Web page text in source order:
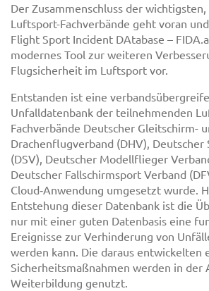
Der Zusammenschluss der
Luftsport-Fachverbände geht voran
Flight Sport Incident DAtabase –
modernes Tool zur weiteren
Flugsicherheit im Luftsport vor.
Entstanden ist eine
Unfalldatenbank der teilnehmenden
Fachverbände Deutscher Gleitschirm-
Drachenflugverband (DHV),
(DSV), Deutscher Modellflieger
Deutscher Fallschirmsport Verband
Cloud‐Anwendung umgesetzt wurde.
Entstehung dieser Datenbank ist die
nur mit einer guten Datenbasis eine
Ereignisse zur Verhinderung von
werden kann. Die daraus entwickelten
Sicherheitsmaßnahmen werden in der
Weiterbildung genutzt.